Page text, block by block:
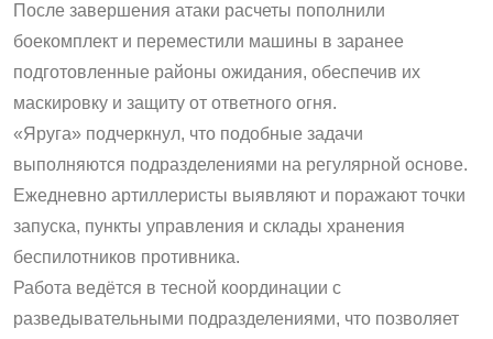
После завершения атаки расчеты пополнили
боекомплект и переместили машины в заранее
подготовленные районы ожидания, обеспечив их
маскировку и защиту от ответного огня.
«Яруга» подчеркнул, что подобные задачи
выполняются подразделениями на регулярной основе.
Ежедневно артиллеристы выявляют и поражают точки
запуска, пункты управления и склады хранения
беспилотников противника.
Работа ведётся в тесной координации с
разведывательными подразделениями, что позволяет